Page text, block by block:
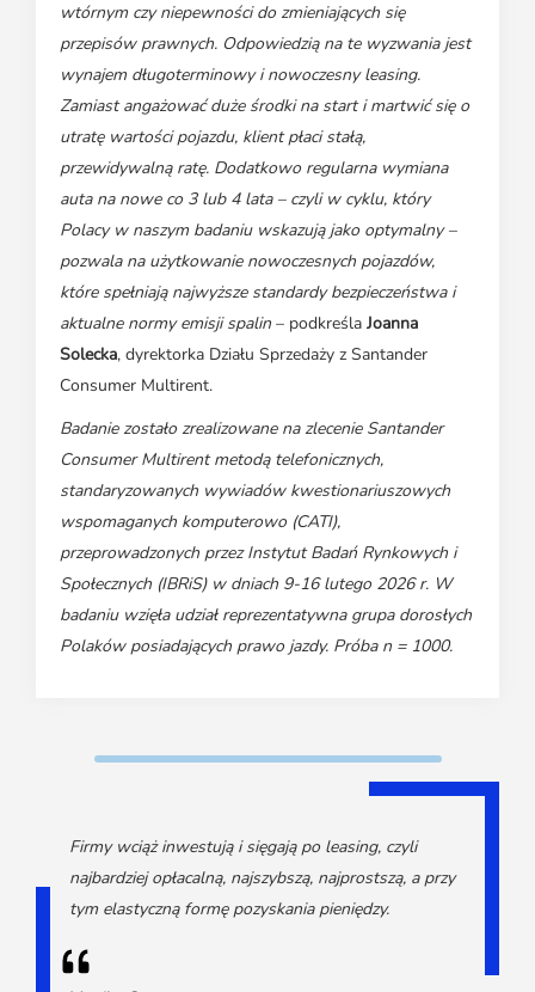
wtórnym czy niepewności do zmieniających się
przepisów prawnych. Odpowiedzią na te wyzwania jest
wynajem długoterminowy i nowoczesny leasing.
Zamiast angażować duże środki na start i martwić się o
utratę wartości pojazdu, klient płaci stałą,
przewidywalną ratę. Dodatkowo regularna wymiana
auta na nowe co 3 lub 4 lata – czyli w cyklu, który
Polacy w naszym badaniu wskazują jako optymalny –
pozwala na użytkowanie nowoczesnych pojazdów,
które spełniają najwyższe standardy bezpieczeństwa i
aktualne normy emisji spalin – podkreśla Joanna
Solecka, dyrektorka Działu Sprzedaży z Santander
Consumer Multirent.
Badanie zostało zrealizowane na zlecenie Santander
Consumer Multirent metodą telefonicznych,
standaryzowanych wywiadów kwestionariuszowych
wspomaganych komputerowo (CATI),
przeprowadzonych przez Instytut Badań Rynkowych i
Społecznych (IBRiS) w dniach 9-16 lutego 2026 r. W
badaniu wzięła udział reprezentatywna grupa dorosłych
Polaków posiadających prawo jazdy. Próba n = 1000.
Firmy wciąż inwestują i sięgają po leasing, czyli
najbardziej opłacalną, najszybszą, najprostszą, a przy
tym elastyczną formę pozyskania pieniędzy.